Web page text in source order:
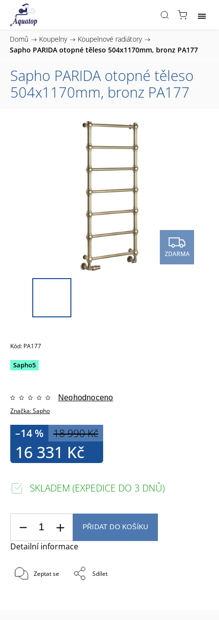
Domů / Koupelny / Koupelnové radiátory /
Sapho PARIDA otopné těleso 504x1170mm, bronz PA177
Sapho PARIDA otopné těleso
504x1170mm, bronz PA177
ZDARMA
Kód: PA177
Sapho5
Značka:Sapho
Neohodnoceno
18 990 Kč
–14 %
16 331 Kč
SKLADEM (EXPEDICE DO 3 DNŮ)
PŘIDAT DO KOŠÍKU
Detailní informace
Zeptat se Sdílet